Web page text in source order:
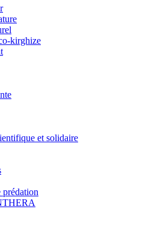
kirghize
et solidaire
prédation